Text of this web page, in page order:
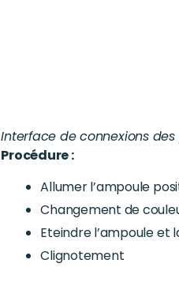
Interface de connexions
Procédure :
Allumer l’ampoule
Changement de
Eteindre l’ampoule et
Clignotement